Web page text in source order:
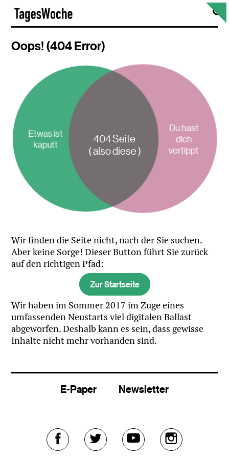
Skip
content
Oops! (404 Error)
Etwas ist
kaputt
404 Seite
( also diese )
Du hast
dich
vertippt
Wir finden die Seite nicht, nach der Sie suchen.
Aber keine Sorge! Dieser Button führt Sie zurück
auf den richtigen Pfad:
Zur Startseite
Wir haben im Sommer 2017 im Zuge eines
umfassenden Neustarts viel digitalen Ballast
abgeworfen. Deshalb kann es sein, dass gewisse
Inhalte nicht mehr vorhanden sind.
E-Paper Newsletter
Externer Externer Externer Externer